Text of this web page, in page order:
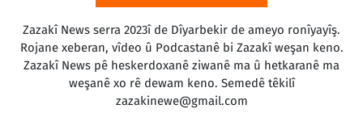
Zazakî News serra 2023î de Dîyarbekir de ameyo ronîyayîş.
Rojane xeberan, vîdeo û Podcastanê bi Zazakî weşan keno.
Zazakî News pê heskerdoxanê ziwanê ma û hetkaranê ma
weşanê xo rê dewam keno. Semedê têkilî
zazakinewe@gmail.com